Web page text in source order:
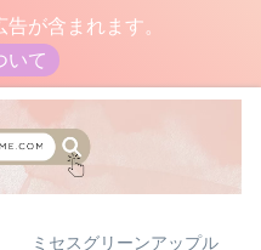
が含まれます。
いて
ミセスグリーンアップル